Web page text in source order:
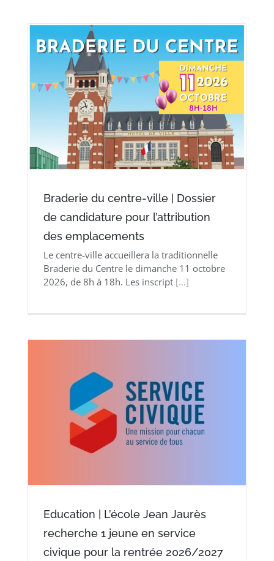
Braderie du centre-ville | Dossier
de candidature pour l’attribution
des emplacements
Le centre-ville accueillera la traditionnelle
Braderie du Centre le dimanche 11 octobre
2026, de 8h à 18h. Les inscript[...]
Education | L’école Jean Jaurès
recherche 1 jeune en service
civique pour la rentrée 2026/2027